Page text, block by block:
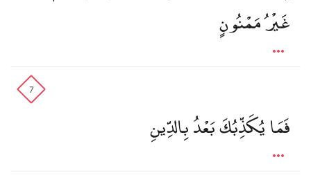
غَيْرُ مَمْنُونٍ
7
فَمَا يُكَذِّبُكَ بَعْدُ بِالدِّينِ